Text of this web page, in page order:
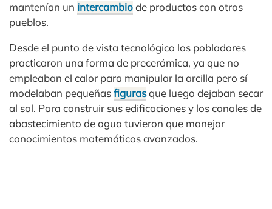
mantenían un intercambiode productos con otros
pueblos.
Desde el punto de vista tecnológico los pobladores
practicaron una forma de precerámica, ya que no
empleaban el calor para manipular la arcilla pero sí
modelaban pequeñasfigurasque luego dejaban secar
al sol. Para construir sus edificaciones y los canales de
abastecimiento de agua tuvieron que manejar
conocimientos matemáticos avanzados.